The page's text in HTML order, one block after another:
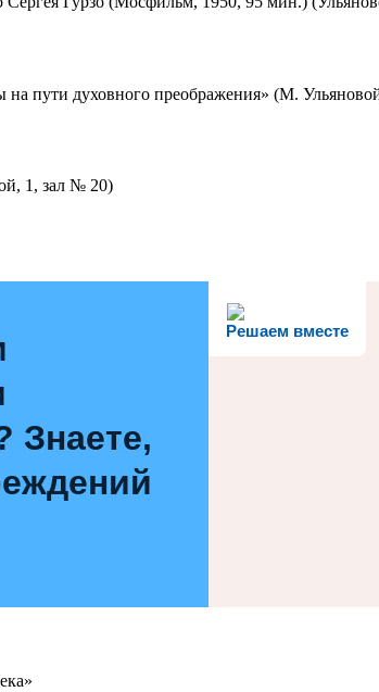
на пути духовного преображения» (М.
1, зал № 20)
Решаем вместе
Знаете,